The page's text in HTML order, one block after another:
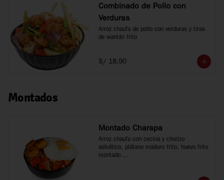
Combinado de Pollo con
Verduras
Arroz chaufa de pollo con verduras y tiras
de wantán frito
S/ 18.90
Montados
Montado Charapa
Arroz chaufa con cecina y chorizo
selvático, plátano maduro frito, huevo frito
montado.